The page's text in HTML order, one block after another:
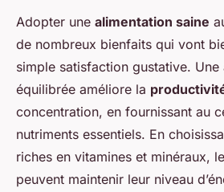
Adopter une alimentation saine
de nombreux bienfaits qui vont
simple satisfaction gustative. Une
équilibrée améliore la
concentration, en fournissant au
nutriments essentiels. En
riches en vitamines et minéraux,
peuvent maintenir leur niveau